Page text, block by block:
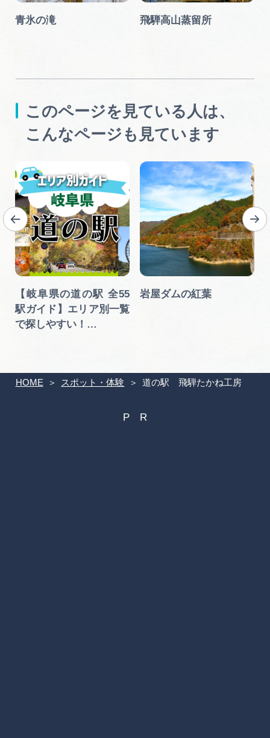
HOME スポット・体験 道の駅 飛騨たかね工房
青氷の滝 飛騨高山蒸留所
このページを見ている人は、
こんなページも見ています
【岐阜県の道の駅 全55
駅ガイド】エリア別一覧
で探しやすい！…
岩屋ダムの紅葉